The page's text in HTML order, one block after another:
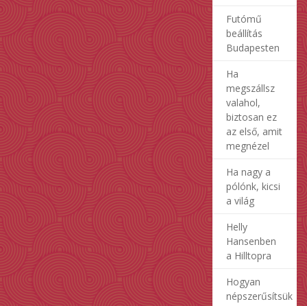
Futómű
beállítás
Budapesten
Ha
megszállsz
valahol,
biztosan ez
az első, amit
megnézel
Ha nagy a
pólónk, kicsi
a világ
Helly
Hansenben
a Hilltopra
Hogyan
népszerűsítsük